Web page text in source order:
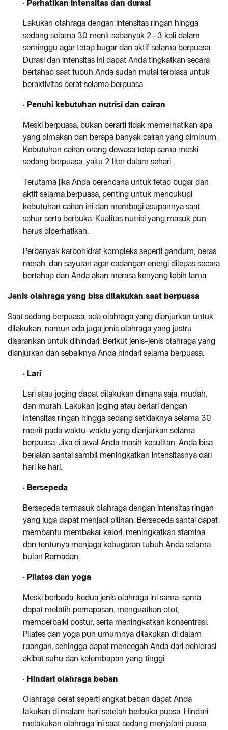
· Perhatikan intensitas dan durasi
Lakukan olahraga dengan intensitas ringan hingga
sedang selama 30 menit sebanyak 2–3 kali dalam
seminggu agar tetap bugar dan aktif selama berpuasa.
Durasi dan intensitas ini dapat Anda tingkatkan secara
bertahap saat tubuh Anda sudah mulai terbiasa untuk
beraktivitas berat selama berpuasa.
· Penuhi kebutuhan nutrisi dan cairan
Meski berpuasa, bukan berarti tidak memerhatikan apa
yang dimakan dan berapa banyak cairan yang diminum.
Kebutuhan cairan orang dewasa tetap sama meski
sedang berpuasa, yaitu 2 liter dalam sehari.
Terutama jika Anda berencana untuk tetap bugar dan
aktif selama berpuasa, penting untuk mencukupi
kebutuhan cairan ini dan membagi asupannya saat
sahur serta berbuka. Kualitas nutrisi yang masuk pun
harus diperhatikan.
Perbanyak karbohidrat kompleks seperti gandum, beras
merah, dan sayuran agar cadangan energi dilepas secara
bertahap dan Anda akan merasa kenyang lebih lama.
Jenis olahraga yang bisa dilakukan saat berpuasa
Saat sedang berpuasa, ada olahraga yang dianjurkan untuk
dilakukan, namun ada juga jenis olahraga yang justru
disarankan untuk dihindari. Berikut jenis-jenis olahraga yang
dianjurkan dan sebaiknya Anda hindari selama berpuasa:
· Lari
Lari atau joging dapat dilakukan dimana saja, mudah,
dan murah. Lakukan joging atau berlari dengan
intensitas ringan hingga sedang setidaknya selama 30
menit pada waktu-waktu yang dianjurkan selama
berpuasa. Jika di awal Anda masih kesulitan, Anda bisa
berjalan santai sambil meningkatkan intensitasnya dari
hari ke hari.
· Bersepeda
Bersepeda termasuk olahraga dengan intensitas ringan
yang juga dapat menjadi pilihan. Bersepeda santai dapat
membantu membakar kalori, meningkatkan stamina,
dan tentunya menjaga kebugaran tubuh Anda selama
bulan Ramadan.
· Pilates dan yoga
Meski berbeda, kedua jenis olahraga ini sama-sama
dapat melatih pernapasan, menguatkan otot,
memperbaiki postur, serta meningkatkan konsentrasi.
Pilates dan yoga pun umumnya dilakukan di dalam
ruangan, sehingga dapat mencegah Anda dari dehidrasi
akibat suhu dan kelembapan yang tinggi.
· Hindari olahraga beban
Olahraga berat seperti angkat beban dapat Anda
lakukan di malam hari setelah berbuka puasa. Hindari
melakukan olahraga ini saat sedang menjalani puasa